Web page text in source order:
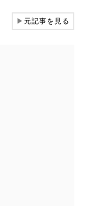
▶元記事を見る